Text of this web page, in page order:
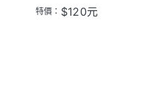
特價： $120元